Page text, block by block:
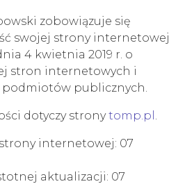
zobowiązuje się
swojej strony internetowej
4 kwietnia 2019 r. o
stron internetowych i
publicznych.
dotyczy stronytomp.pl .
internetowej: 07
aktualizacji: 07